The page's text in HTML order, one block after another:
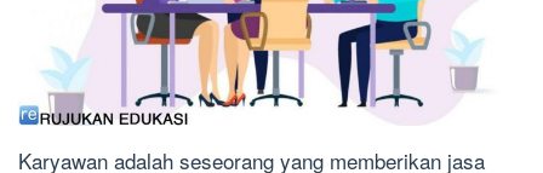
Karyawan adalah seseorang yang memberikan jasa